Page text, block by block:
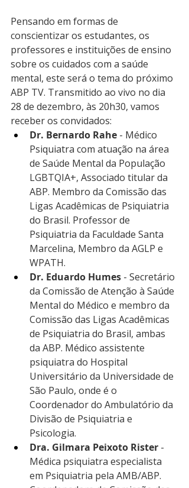
Pensando em formas de
conscientizar os estudantes, os
professores e instituições de ensino
sobre os cuidados com a saúde
mental, este será o tema do próximo
ABP TV. Transmitido ao vivo no dia
28 de dezembro, às 20h30, vamos
receber os convidados:
Dr. Bernardo Rahe - Médico
Psiquiatra com atuação na área
de Saúde Mental da População
LGBTQIA+, Associado titular da
ABP. Membro da Comissão das
Ligas Acadêmicas de Psiquiatria
do Brasil. Professor de
Psiquiatria da Faculdade Santa
Marcelina, Membro da AGLP e
WPATH.
Dr. Eduardo Humes - Secretário
da Comissão de Atenção à Saúde
Mental do Médico e membro da
Comissão das Ligas Acadêmicas
de Psiquiatria do Brasil, ambas
da ABP. Médico assistente
psiquiatra do Hospital
Universitário da Universidade de
São Paulo, onde é o
Coordenador do Ambulatório da
Divisão de Psiquiatria e
Psicologia.
Dra. Gilmara Peixoto Rister -
Médica psiquiatra especialista
em Psiquiatria pela AMB/ABP.